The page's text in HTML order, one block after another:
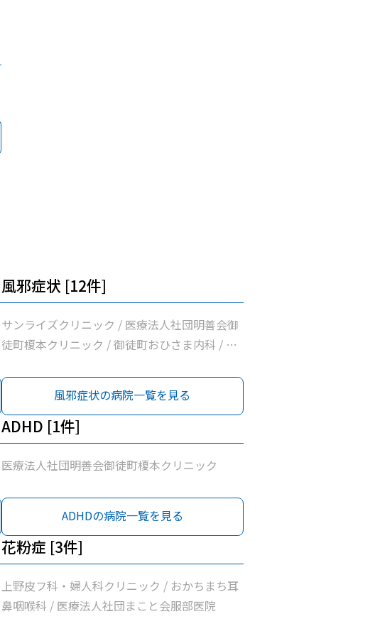
風邪症状 [12件]
サンライズクリニック / 医療法人社団明善会御
徒町榎本クリニック / 御徒町おひさま内科 / 岩
医療法人社団まこと会服部医院 / 医療法人社団
曽谷村医院 / 富村内科小児科 / 医療法人社団佐
藤整形外科 / 新見クリニック / 東京保健生活協
同組合蔵前協立診療所 / 医療法人社団雪風会ふ
じ内科
風邪症状の病院一覧を見る
ADHD [1件]
医療法人社団明善会御徒町榎本クリニック
ADHDの病院一覧を見る
花粉症 [3件]
上野皮フ科・婦人科クリニック / おかちまち耳
鼻咽喉科 / 医療法人社団まこと会服部医院